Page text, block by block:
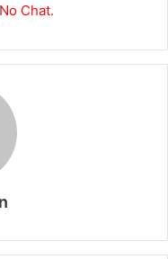
Chat.